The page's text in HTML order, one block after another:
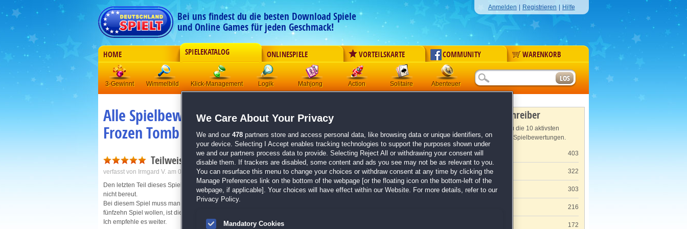
Bei uns findest du die besten Download Spiele
und Online Games für jeden Geschmack!
Anmelden Registrieren Hilfe
HOME SPIELEKATALOG ONLINESPIELE VORTEILSKARTE COMMUNITY WARENKORB
3-Gewinnt Wimmelbild Klick-Management Logik Mahjong Action Solitaire Abenteuer
Alle Spielbewertungen zu dem Spiel DragonScales 5: The
Frozen Tomb
Teilweise schwierig, macht aber Spaß.
verfasst von Irmgard V. am 07.03.2020 um 10:19
Den letzten Teil dieses Spieles kenne ich und das hatte es schon in sich und darum habe ich mir dieses Spiel geholt und habe es
nicht bereut.
Bei diesem Spiel muss man wirklich denken und das macht Spaß. Für alle die gerne knifflige Aufgaben lösen und kein null acht
fünfzehn Spiel wollen, ist dies genau das Richtige.
Ich empfehle es weiter.
Meisterschreiber
Hier findest du die 10 aktivsten
Verfasser von Spielbewertungen.
Claudia K. 403
Claudia S. 322
O. P. 303
216
172
We Care About Your Privacy
We and our 478 partners store and access personal data, like browsing data or unique identifiers, on
your device. Selecting I Accept enables tracking technologies to support the purposes shown under
we and our partners process data to provide. Selecting Reject All or withdrawing your consent will
disable them. If trackers are disabled, some content and ads you see may not be as relevant to you.
You can resurface this menu to change your choices or withdraw consent at any time by clicking the
Manage Preferences link on the bottom of the webpage [or the floating icon on the bottom-left of the
webpage, if applicable]. Your choices will have effect within our Website. For more details, refer to our
Privacy Policy.
Mandatory Cookies